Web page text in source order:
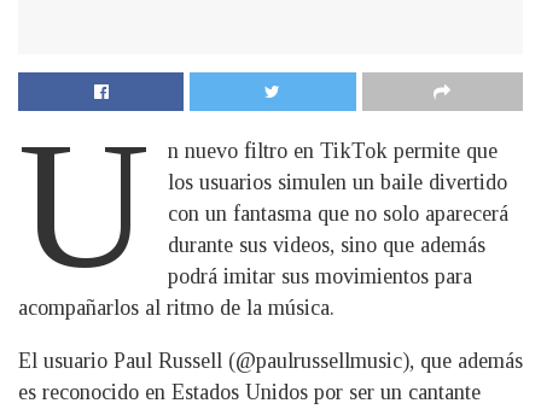
U
n nuevo filtro en TikTok permite que
los usuarios simulen un baile divertido
con un fantasma que no solo aparecerá
durante sus videos, sino que además
podrá imitar sus movimientos para
acompañarlos al ritmo de la música.
El usuario Paul Russell (@paulrussellmusic), que además
es reconocido en Estados Unidos por ser un cantante